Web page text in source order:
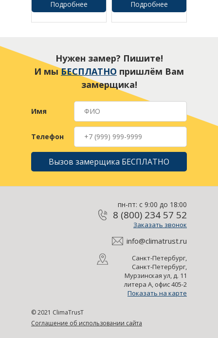
243130руб.
Подробнее 234400руб.
Подробнее
Нужен замер? Пишите!
И мыБЕСПЛАТНО пришлём Вам
замерщика!
Имя
Телефон
Вызов замерщика БЕСПЛАТНО
пн-пт: с 9:00 до 18:00
8 (800) 234 57 52
Заказать звонок
info@climatrust.ru
Санкт-Петербург,
Санкт-Петербург,
Мурзинская ул, д. 11
литера А, офис 405-2
Показать на карте
© 2021 ClimaTrusT
Соглашение об использовании сайта